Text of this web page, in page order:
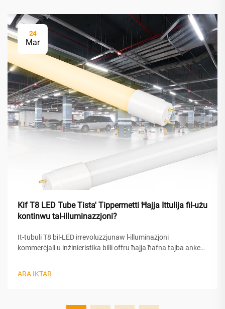
24
Mar
Kif T8 LED Tube Tista' Tippermetti Ħajja Ittulija fil-użu
kontinwu tal-illuminazzjoni?
It-tubuli T8 bil-LED irrevoluzzjunaw l-illuminażjoni
kommerċjali u inżinieristika billi offru ħajja ħafna tajba anke
ARA IKTAR